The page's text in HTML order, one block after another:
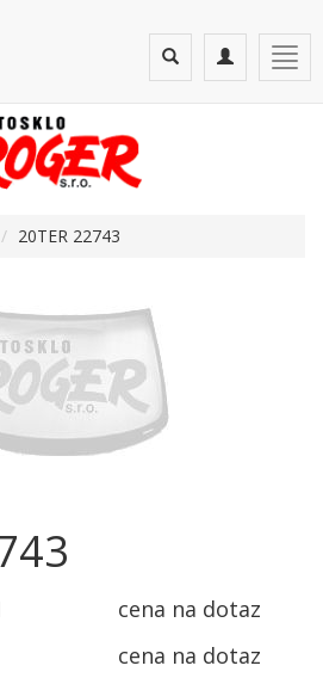
Toggle
navigation
Toggle
search
20TER 22743
cena na dotaz
cena na dotaz